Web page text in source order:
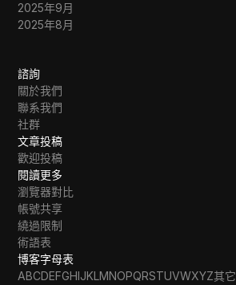
2025年9月
2025年8月
諮詢
關於我們
聯系我們
社群
文章投稿
歡迎投稿
閱讀更多
瀏覽器對比
帳號共享
繞過限制
術語表
博客字母表
ABCDEFGHIJKLMNOPQRSTUVWXYZ其它